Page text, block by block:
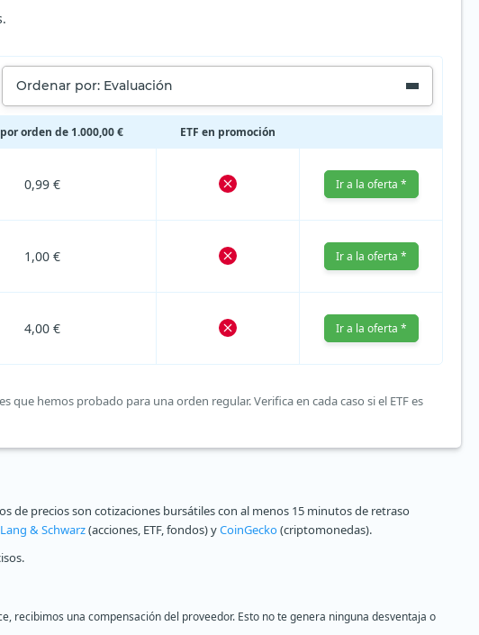
Ordenar por: Evaluación
orden de 1.000,00 € ETF en promoción
0,99 € Ir a la oferta *
1,00 € Ir a la oferta *
4,00 € Ir a la oferta *
hemos probado para una orden regular. Verifica en cada caso si el ETF es
de precios son cotizaciones bursátiles con al menos 15 minutos de retraso
Lang & Schwarz(acciones, ETF, fondos) yCoinGecko(criptomonedas).
recibimos una compensación del proveedor. Esto no te genera ninguna desventaja o